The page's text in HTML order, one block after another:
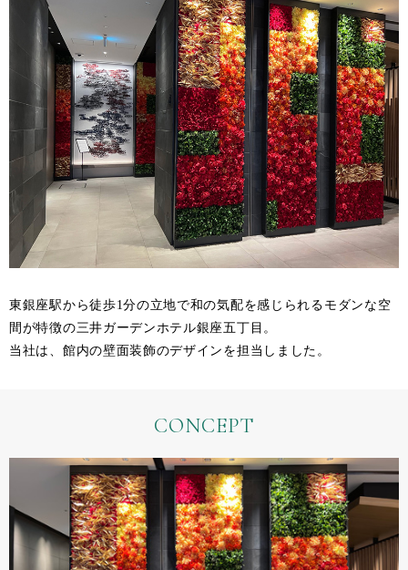
東銀座駅から徒歩1分の立地で和の気配を感じられるモダンな空
間が特徴の三井ガーデンホテル銀座五丁目。
当社は、館内の壁面装飾のデザインを担当しました。
CONCEPT